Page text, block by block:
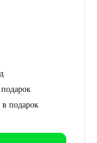
в подарок